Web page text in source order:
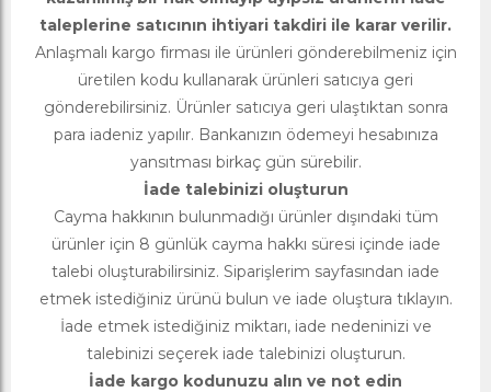
taleplerine satıcının ihtiyari takdiri ile karar verilir.
Anlaşmalı kargo firması ile ürünleri gönderebilmeniz için
üretilen kodu kullanarak ürünleri satıcıya geri
gönderebilirsiniz. Ürünler satıcıya geri ulaştıktan sonra
para iadeniz yapılır. Bankanızın ödemeyi hesabınıza
yansıtması birkaç gün sürebilir.
İade talebinizi oluşturun
Cayma hakkının bulunmadığı ürünler dışındaki tüm
ürünler için 8 günlük cayma hakkı süresi içinde iade
talebi oluşturabilirsiniz. Siparişlerim sayfasından iade
etmek istediğiniz ürünü bulun ve iade oluştura tıklayın.
İade etmek istediğiniz miktarı, iade nedeninizi ve
talebinizi seçerek iade talebinizi oluşturun.
İade kargo kodunuzu alın ve not edin